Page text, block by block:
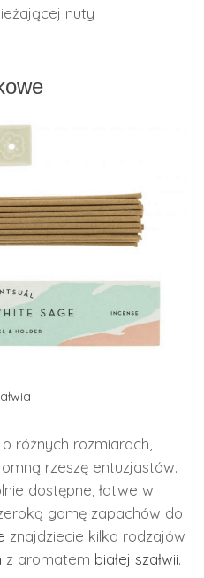
nuty
o różnych rozmiarach,
rzeszę entuzjastów.
dostępne, łatwe w
gamę zapachów do
znajdziecie kilka rodzajów
z aromatem białej szałwii.